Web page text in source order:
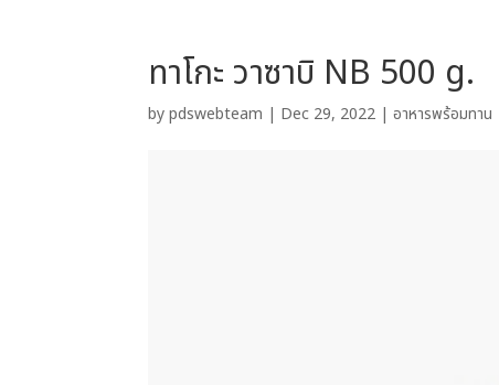
ทาโกะ วาซาบิ NB 500 g.
bypdswebteam | Dec 29, 2022 |อาหารพร้อมทาน